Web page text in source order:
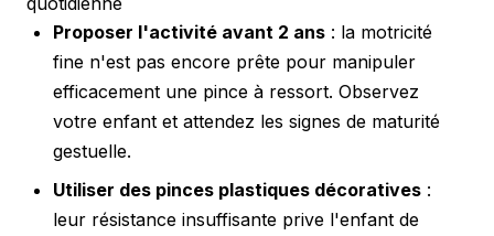
Proposer l'activité avant 2 ans : la motricité
fine n'est pas encore prête pour manipuler
efficacement une pince à ressort. Observez
votre enfant et attendez les signes de maturité
gestuelle.
Utiliser des pinces plastiques décoratives :
leur résistance insuffisante prive l'enfant de